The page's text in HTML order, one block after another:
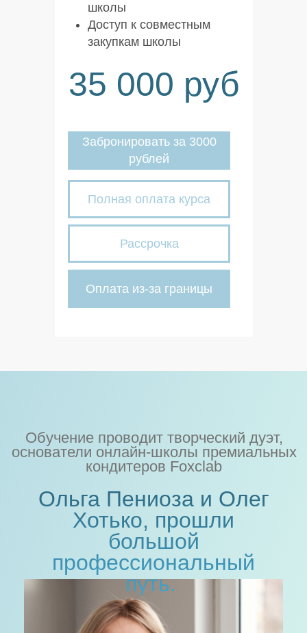
Единорог
06
Каракка в схватке с огромным
осьминогом
09
Ботинок Теремок
12
Дополнительные модули
+
школы
Доступ к совместным
закупкам школы
Забронировать за 3000
рублей
Полная оплата курса
35 000 руб
Рассрочка
Оплата из-за границы